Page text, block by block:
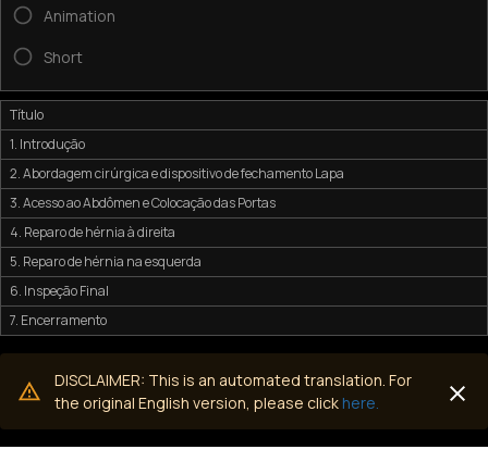
Animation
Short
Título
1. Introdução
2. Abordagem cirúrgica e dispositivo de fechamento Lapa
3. Acesso ao Abdômen e Colocação das Portas
4. Reparo de hérnia à direita
5. Reparo de hérnia na esquerda
6. Inspeção Final
7. Encerramento
DISCLAIMER: This is an automated translation. For
the original English version, please click here.